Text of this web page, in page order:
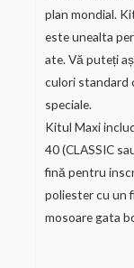
plan mondial.
este unealta
ate. Vă puteți
culori standard
speciale.
Kitul Maxi
40 (CLASSIC
fină pentru
poliester cu un
mosoare gata